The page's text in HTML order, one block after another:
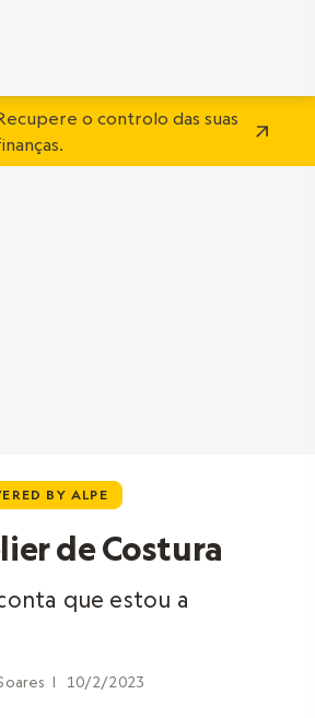
o controlo das suas
BY ALPE
de Costura
que estou a
| 10/2/2023